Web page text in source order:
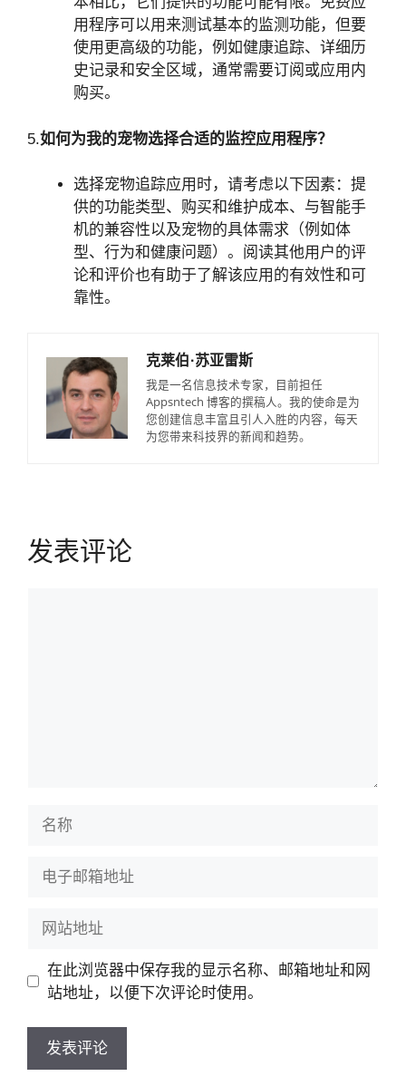
用程序可以用来测试基本的监测功能，但要
使用更高级的功能，例如健康追踪、详细历
史记录和安全区域，通常需要订阅或应用内
购买。
5.如何为我的宠物选择合适的监控应用程序？
选择宠物追踪应用时，请考虑以下因素：提
供的功能类型、购买和维护成本、与智能手
机的兼容性以及宠物的具体需求（例如体
型、行为和健康问题）。阅读其他用户的评
论和评价也有助于了解该应用的有效性和可
靠性。
克莱伯·苏亚雷斯
我是一名信息技术专家，目前担任
Appsntech 博客的撰稿人。我的使命是为
您创建信息丰富且引人入胜的内容，每天
为您带来科技界的新闻和趋势。
发表评论
址
址
在此浏览器中保存我的显示名称、邮箱地址和网
站地址，以便下次评论时使用。